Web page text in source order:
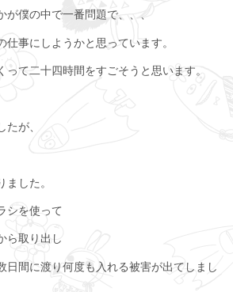
僕の中で一番問題で、、、
仕事にしようかと思っています。
て二十四時間をすごそうと思います。
が、
した。
シを使って
ら取り出し
日間に渡り何度も入れる被害が出てしまし